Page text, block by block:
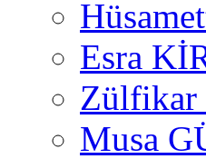
Esra
Musa